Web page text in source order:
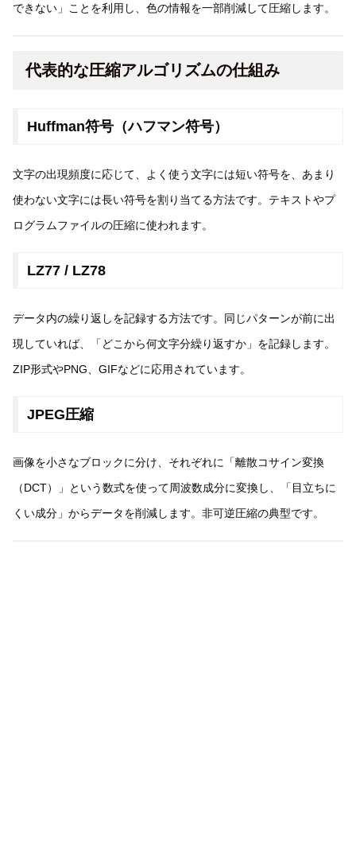
できない」ことを利用し、色の情報を一部削減して圧縮します。
代表的な圧縮アルゴリズムの仕組み
Huffman符号（ハフマン符号）
文字の出現頻度に応じて、よく使う文字には短い符号を、あまり
使わない文字には長い符号を割り当てる方法です。テキストやプ
ログラムファイルの圧縮に使われます。
LZ77 / LZ78
データ内の繰り返しを記録する方法です。同じパターンが前に出
現していれば、「どこから何文字分繰り返すか」を記録します。
ZIP形式やPNG、GIFなどに応用されています。
JPEG圧縮
画像を小さなブロックに分け、それぞれに「離散コサイン変換
（DCT）」という数式を使って周波数成分に変換し、「目立ちに
くい成分」からデータを削減します。非可逆圧縮の典型です。